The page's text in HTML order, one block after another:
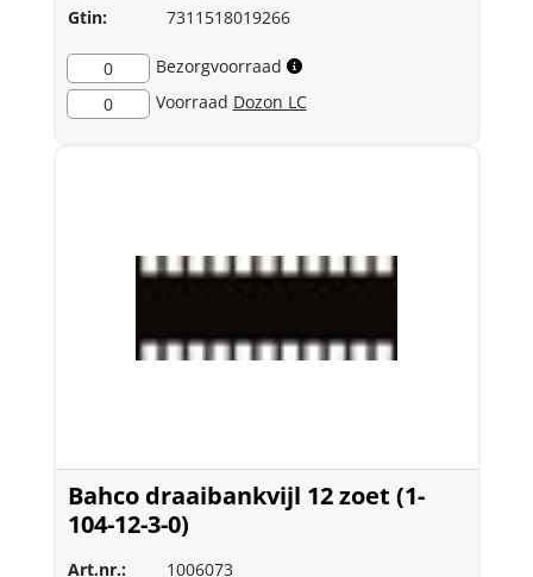
Gtin:
7311518019266
0
Bezorgvoorraad
0
Voorraad Dozon LC
Bahco draaibankvijl 12 zoet (1-
104-12-3-0)
Art.nr.: 1006073